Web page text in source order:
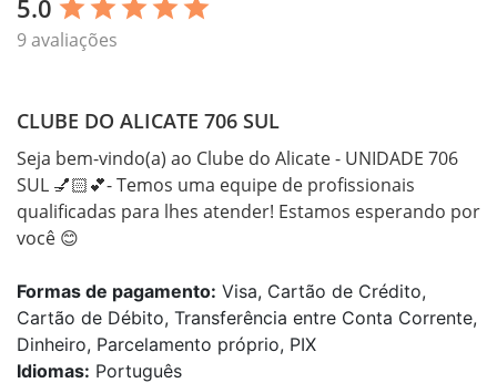
5.0 star star star star star
9 avaliações
CLUBE DO ALICATE 706 SUL
Seja bem-vindo(a) ao Clube do Alicate - UNIDADE 706
SUL 💅🏻💕- Temos uma equipe de profissionais
qualificadas para lhes atender! Estamos esperando por
você 😊
Formas de pagamento: Visa, Cartão de Crédito,
Cartão de Débito, Transferência entre Conta Corrente,
Dinheiro, Parcelamento próprio, PIX
Idiomas: Português